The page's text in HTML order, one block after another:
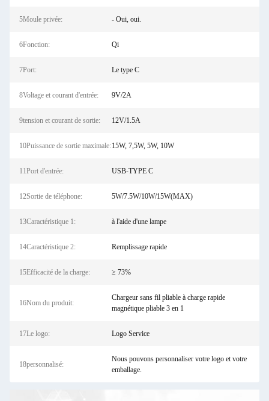
5Moule privée: - Oui, oui.
6Fonction: Qi
7Port: Le type C
8Voltage et courant d'entrée: 9V/2A
9tension et courant de sortie: 12V/1.5A
10Puissance de sortie maximale:15W, 7,5W, 5W, 10W
11Port d'entrée: USB-TYPE C
12Sortie de téléphone: 5W/7.5W/10W/15W(MAX)
13Caractéristique 1: à l'aide d'une lampe
14Caractéristique 2: Remplissage rapide
15Efficacité de la charge: ≥ 73%
16Nom du produit:
Chargeur sans fil pliable à charge rapide
magnétique pliable 3 en 1
17Le logo: Logo Service
18personnalisé:
Nous pouvons personnaliser votre logo et votre
emballage.